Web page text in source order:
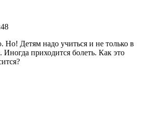
Но! Детям надо учиться и не только в
Иногда приходится болеть. Как это